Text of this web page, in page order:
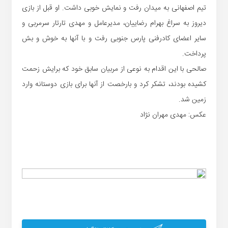
تیم اصفهانی به میدان رفت و نمایش خوبی داشت. او قبل از بازی
دیروز به سراغ بهرام رضاییان، مدیرعامل و مهدی تارتار سرمربی و
سایر اعضای کادرفنی پارس جنوبی رفت و با آنها به خوش و بش
پرداخت.
صالحی با این اقدام به نوعی از مربیان سابق خود که برایش زحمت
کشیده بودند، تشکر کرد و بارخصت از آنها برای بازی دوستانه وارد
زمین شد.
عکس: مهدی مهران نژاد